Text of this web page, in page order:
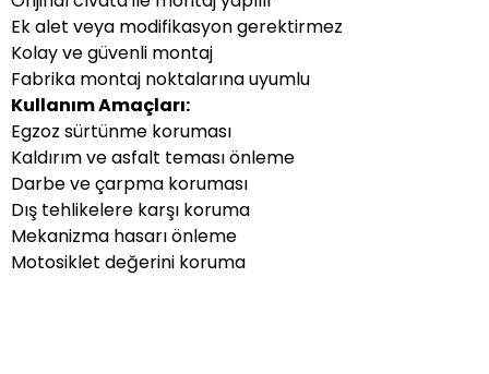
Ek alet veya modifikasyon gerektirmez
Kolay ve güvenli montaj
Fabrika montaj noktalarına uyumlu
Kullanım Amaçları:
Egzoz sürtünme koruması
Kaldırım ve asfalt teması önleme
Darbe ve çarpma koruması
Dış tehlikelere karşı koruma
Mekanizma hasarı önleme
Motosiklet değerini koruma